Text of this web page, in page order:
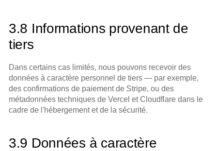
3.8 Informations provenant de
tiers
Dans certains cas limités, nous pouvons recevoir des
données à caractère personnel de tiers — par exemple,
des confirmations de paiement de Stripe, ou des
métadonnées techniques de Vercel et Cloudflare dans le
cadre de l'hébergement et de la sécurité.
3.9 Données à caractère